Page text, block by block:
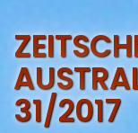
31/2017